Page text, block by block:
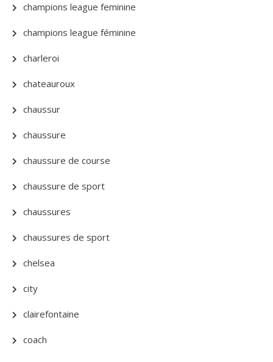
champions league feminine
champions league féminine
charleroi
chateauroux
chaussur
chaussure
chaussure de course
chaussure de sport
chaussures
chaussures de sport
chelsea
city
clairefontaine
coach